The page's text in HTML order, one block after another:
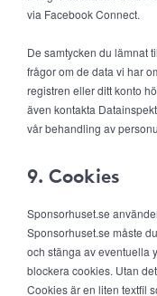
via Facebook Connect.
De samtycken du lämnat
frågor om de data vi har
registren eller ditt konto
även kontakta
vår behandling av
9. Cookies
Sponsorhuset.se
Sponsorhuset.se måste
och stänga av eventuella
blockera cookies. Utan
Cookies är en liten textfil